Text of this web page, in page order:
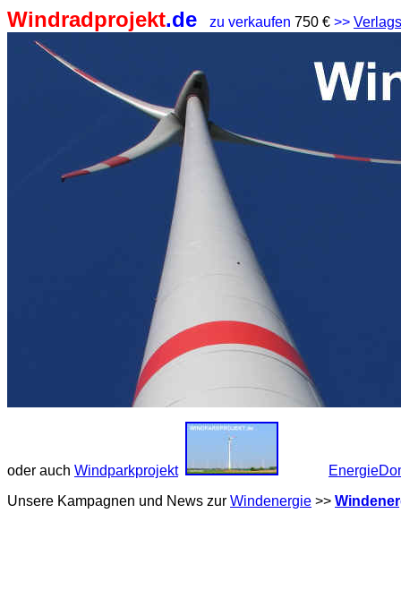
Windradprojekt.de zu verkaufen 750 € >>
oder auch Windparkprojekt
Unsere Kampagnen und News zur Windenergie >>